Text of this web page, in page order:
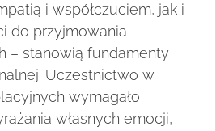
i współczuciem, jak i
do przyjmowania
– stanowią fundamenty
Uczestnictwo w
wymagało
własnych emocji,